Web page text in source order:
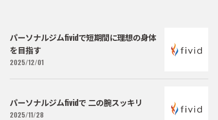
パーソナルジムfividで短期間に理想の身体
を目指す
2025/12/01
パーソナルジムfividで 二の腕スッキリ
2025/11/28